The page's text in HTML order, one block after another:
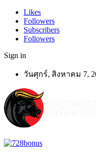
Likes
Followers
Subscribers
Followers
Sign in
วันศุกร์, สิงหาคม 7,